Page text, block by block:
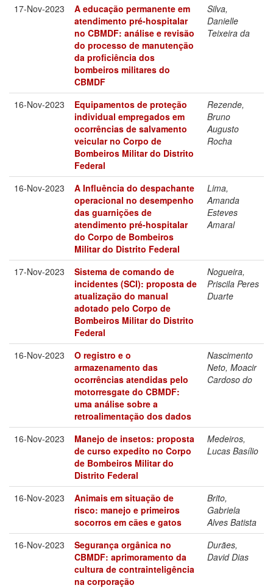
17-Nov-2023
A educação permanente em
atendimento pré-hospitalar
no CBMDF: análise e revisão
do processo de manutenção
da proficiência dos
bombeiros militares do
CBMDF
Silva,
Danielle
Teixeira da
16-Nov-2023
Equipamentos de proteção
individual empregados em
ocorrências de salvamento
veicular no Corpo de
Bombeiros Militar do Distrito
Federal
Rezende,
Bruno
Augusto
Rocha
16-Nov-2023
A Influência do despachante
operacional no desempenho
das guarnições de
atendimento pré-hospitalar
do Corpo de Bombeiros
Militar do Distrito Federal
Lima,
Amanda
Esteves
Amaral
17-Nov-2023
Sistema de comando de
incidentes (SCI): proposta de
atualização do manual
adotado pelo Corpo de
Bombeiros Militar do Distrito
Federal
Nogueira,
Priscila Peres
Duarte
16-Nov-2023
O registro e o
armazenamento das
ocorrências atendidas pelo
motorresgate do CBMDF:
uma análise sobre a
retroalimentação dos dados
Nascimento
Neto, Moacir
Cardoso do
16-Nov-2023
Manejo de insetos: proposta
de curso expedito no Corpo
de Bombeiros Militar do
Distrito Federal
Medeiros,
Lucas Basílio
16-Nov-2023
Animais em situação de
risco: manejo e primeiros
socorros em cães e gatos
Brito,
Gabriela
Alves Batista
16-Nov-2023
Segurança orgânica no
CBMDF: aprimoramento da
cultura de contrainteligência
na corporação
Durães,
David Dias